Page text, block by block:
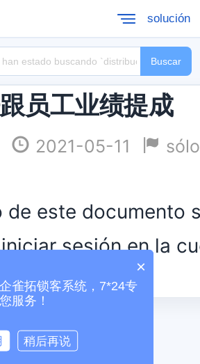
solución
Buscar
员工业绩提成
2021-05-11
de este documento
sesión en la
co., ltd., mihu technology co., ltd
×
雀拓锁客系统，7*24专
服务！
稍后再说